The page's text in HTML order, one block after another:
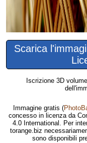
Scarica
Iscrizione 3D
Immagine gratis (
concesso in licenza da
4.0 International. Per
torange.biz
sono disponibili